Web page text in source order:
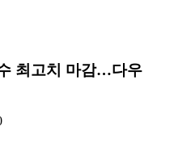
최고치 마감…다우